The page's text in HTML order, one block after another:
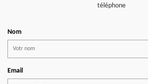
téléphone
Nom
Email